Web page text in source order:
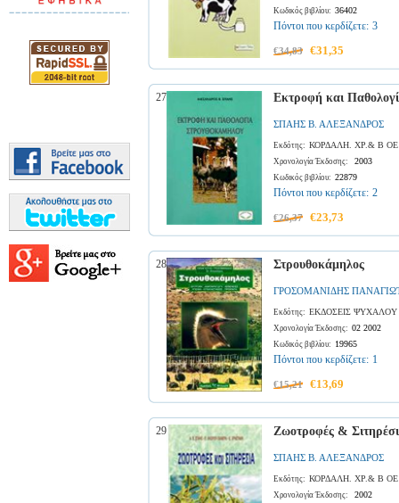
Κωδικός βιβλίου: 36402
Πόντοι που κερδίζετε: 3
€34,83 €31,35
27 Εκτροφή και
ΣΠΑΗΣ Β. ΑΛΕΞΑΝΔΡΟΣ
Εκδότης: ΚΟΡΔΑΛΗ. ΧΡ.& Β ΟΕ
Χρονολογία Έκδοσης: 2003
Κωδικός βιβλίου: 22879
Πόντοι που κερδίζετε: 2
€26,37 €23,73
28 Στρουθοκάμηλος
ΓΡΟΣΟΜΑΝΙΔΗΣ
Εκδότης: ΕΚΔΟΣΕΙΣ ΨΥΧΑΛΟΥ
Χρονολογία Έκδοσης: 02 2002
Κωδικός βιβλίου: 19965
Πόντοι που κερδίζετε: 1
€15,21 €13,69
29 Ζωοτροφές &
ΣΠΑΗΣ Β. ΑΛΕΞΑΝΔΡΟΣ
Εκδότης: ΚΟΡΔΑΛΗ. ΧΡ.& Β ΟΕ
Χρονολογία Έκδοσης: 2002